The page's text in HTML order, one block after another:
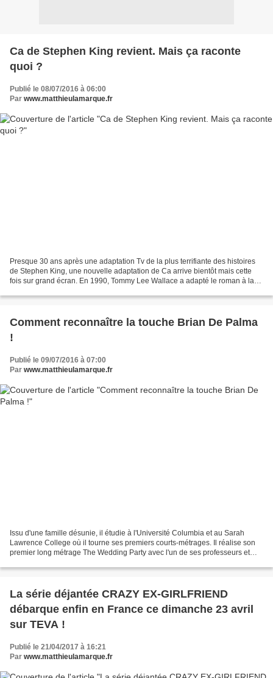
Ca de Stephen King revient. Mais ça raconte
quoi ?
Publié le 08/07/2016 à 06:00
Par www.matthieulamarque.fr
Presque 30 ans après une adaptation Tv de la plus terrifiante des histoires
de Stephen King, une nouvelle adaptation de Ca arrive bientôt mais cette
fois sur grand écran. En 1990, Tommy Lee Wallace a adapté le roman à la
Comment reconnaître la touche Brian De Palma
!
Publié le 09/07/2016 à 07:00
Par www.matthieulamarque.fr
Issu d'une famille désunie, il étudie à l'Université Columbia et au Sarah
Lawrence College où il tourne ses premiers courts-métrages. Il réalise son
premier long métrage The Wedding Party avec l'un de ses professeurs et
La série déjantée CRAZY EX-GIRLFRIEND
débarque enfin en France ce dimanche 23 avril
sur TEVA !
Publié le 21/04/2017 à 16:21
Par www.matthieulamarque.fr